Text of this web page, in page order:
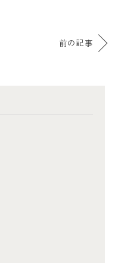
前の記事